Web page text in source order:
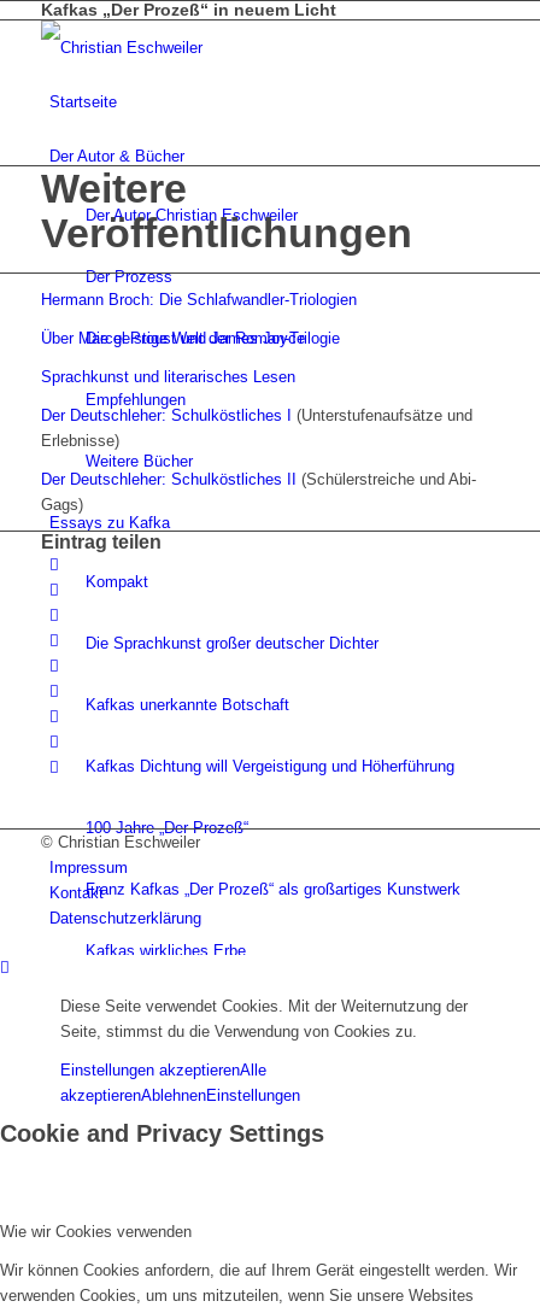
Kafkas „Der Prozeß“ in neuem Licht
Startseite
Der Autor & Bücher
Der Autor Christian Eschweiler
Der Prozess
Die geistige Welt der Roman-Trilogie
Empfehlungen
Weitere Bücher
Essays zu Kafka
Kompakt
Die Sprachkunst großer deutscher Dichter
Kafkas unerkannte Botschaft
Kafkas Dichtung will Vergeistigung und Höherführung
100 Jahre „Der Prozeß“
Franz Kafkas „Der Prozeß“ als großartiges Kunstwerk
Kafkas wirkliches Erbe
Weitere Essays zu Kafka
Weitere Veröffentlichungen
Der Mann ohne Eigenschaften
Weitere
Veröffentlichungen
Hermann Broch: Die Schlafwandler-Triologien
Über Marcel Proust und James Joyce
Sprachkunst und literarisches Lesen
Der Deutschleher: Schulköstliches I (Unterstufenaufsätze und
Erlebnisse)
Der Deutschleher: Schulköstliches II (Schülerstreiche und Abi-
Gags)
Eintrag teilen
© Christian Eschweiler
Impressum
Kontakt
Datenschutzerklärung
Diese Seite verwendet Cookies. Mit der Weiternutzung der
Seite, stimmst du die Verwendung von Cookies zu.
Einstellungen akzeptierenAlle
akzeptierenAblehnenEinstellungen
Cookie and Privacy Settings
Wie wir Cookies verwenden
Wir können Cookies anfordern, die auf Ihrem Gerät eingestellt werden. Wir
verwenden Cookies, um uns mitzuteilen, wenn Sie unsere Websites